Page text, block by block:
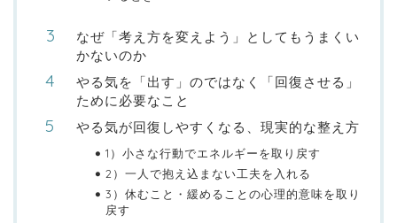
なぜ「考え方を変えよう」としてもうまくい
かないのか
やる気を「出す」のではなく「回復させる」
ために必要なこと
やる気が回復しやすくなる、現実的な整え方
1）小さな行動でエネルギーを取り戻す
2）一人で抱え込まない工夫を入れる
3）休むこと・緩めることの心理的意味を取り
戻す